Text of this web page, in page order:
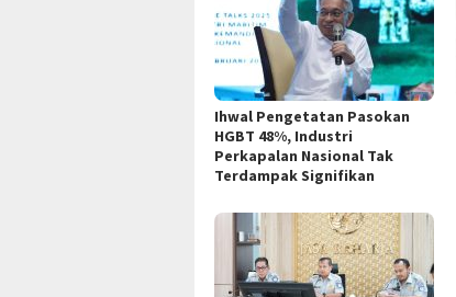
Ihwal Pengetatan Pasokan
HGBT 48%, Industri
Perkapalan Nasional Tak
Terdampak Signifikan